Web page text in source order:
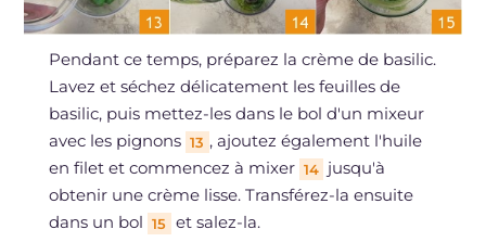
Pendant ce temps, préparez la crème de basilic.
Lavez et séchez délicatement les feuilles de
basilic, puis mettez-les dans le bol d'un mixeur
avec les pignons 13 , ajoutez également l'huile
en filet et commencez à mixer 14 jusqu'à
obtenir une crème lisse. Transférez-la ensuite
dans un bol 15 et salez-la.